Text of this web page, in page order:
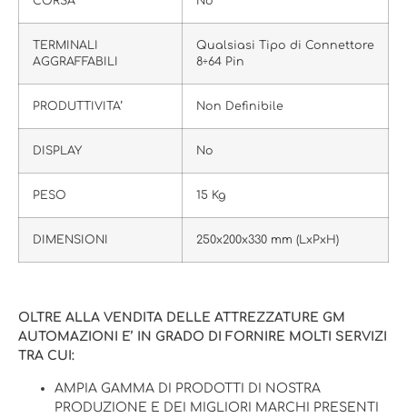
TERMINALI
AGGRAFFABILI
Qualsiasi Tipo di Connettore
8÷64 Pin
PRODUTTIVITA’ Non Definibile
DISPLAY No
PESO 15 Kg
DIMENSIONI 250x200x330 mm (LxPxH)
OLTRE ALLA VENDITA DELLE ATTREZZATURE GM
AUTOMAZIONI E’ IN GRADO DI FORNIRE MOLTI SERVIZI
TRA CUI:
AMPIA GAMMA DI PRODOTTI DI NOSTRA
PRODUZIONE E DEI MIGLIORI MARCHI PRESENTI